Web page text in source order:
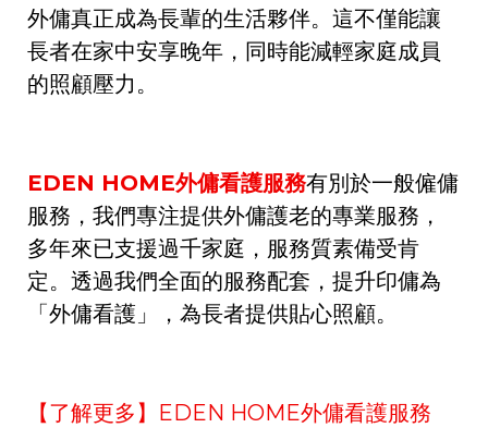
外傭真正成為長輩的生活夥伴。這不僅能讓
長者在家中安享晚年，同時能減輕家庭成員
的照顧壓力。
EDEN HOME外傭看護服務有別於一般僱傭
服務，我們專注提供外傭護老的專業服務，
多年來已支援過千家庭，服務質素備受肯
定。透過我們全面的服務配套，提升印傭為
「外傭看護」，為長者提供貼心照顧。
【了解更多】 EDEN HOME外傭看護服務